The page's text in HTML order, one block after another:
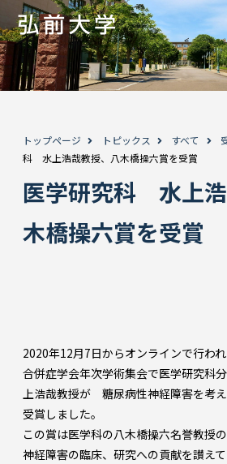
トップページ トピックス すべて
科 水上浩哉教授、八木橋操六賞を受賞
医学研究科 水上
木橋操六賞を受賞
2020年12月7日からオンラインで行わ
合併症学会年次学術集会で医学研究科
上浩哉教授が 糖尿病性神経障害を考
受賞しました。
この賞は医学科の八木橋操六名誉教授
神経障害の臨床、研究への貢献を讃え